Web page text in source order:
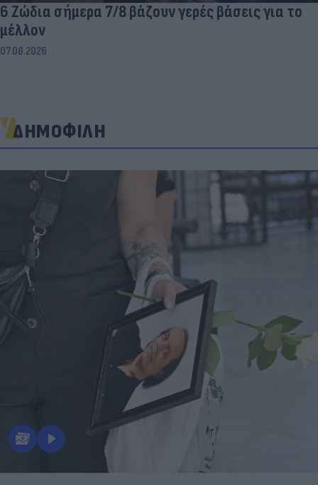
6 Ζώδια σήμερα 7/8 βάζουν γερές βάσεις για το
μέλλον
07.08.2026
ΔΗΜΟΦΙΛΗ